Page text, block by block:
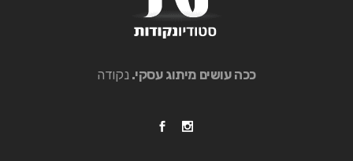
ככה עושים מיתוג עסקי. נקודה